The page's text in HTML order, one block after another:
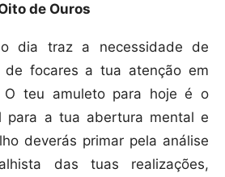
de Ouros
dia traz a necessidade de
de focares a tua atenção em
O teu amuleto para hoje é o
para a tua abertura mental e
deverás primar pela análise
das tuas realizações,